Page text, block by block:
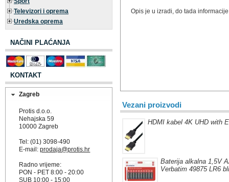
Televizori i oprema
Uredska oprema
NAČINI PLAĆANJA
KONTAKT
Zagreb
Protis d.o.o.
Nehajska 59
10000 Zagreb
Tel: (01) 3098-490
E-mail:prodaja@protis.hr
Radno vrijeme:
PON - PET 8:00 - 20:00
SUB 10:00 - 15:00
Opis je u izradi, do tada
Vezani proizvodi
HDMI kabel 4K UHD with
Baterija alkalna 1,5V
Verbatim 49875 LR6